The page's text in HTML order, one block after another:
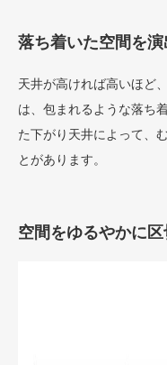
落ち着いた空間を
天井が高ければ高いほど
は、包まれるような落ち
た下がり天井によって、
とがあります。
空間をゆるやかに区